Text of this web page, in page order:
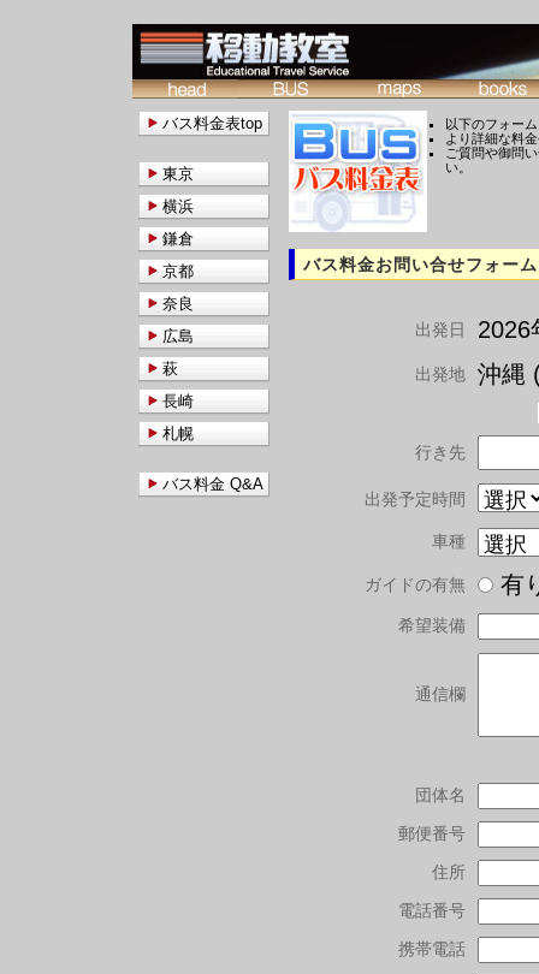
以下のフォー
より詳細な料
ご質問や御問
い。
バス料金お問い合せフォーム
出発日 2026
出発地 沖縄
行き先
出発予定時間
車種
ガイドの有無
希望装備
通信欄
団体名
郵便番号
住所
電話番号
携帯電話
バス料金表top
東京
横浜
鎌倉
京都
奈良
広島
萩
長崎
札幌
バス料金 Q&A